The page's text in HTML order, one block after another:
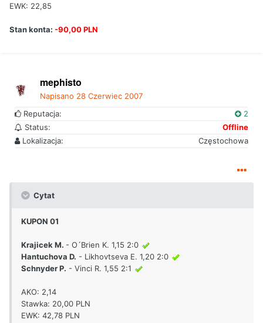
EWK: 22,85
Stan konta: -90,00 PLN
mephisto
Napisano 28 Czerwiec 2007
Reputacja:
2
Status:
Offline
Lokalizacja:
Częstochowa
Cytat
KUPON 01
Krajicek M. - O´Brien K. 1,15 2:0
Hantuchova D. - Likhovtseva E. 1,20 2:0
Schnyder P. - Vinci R. 1,55 2:1
AKO: 2,14
Stawka: 20,00 PLN
EWK: 42,78 PLN